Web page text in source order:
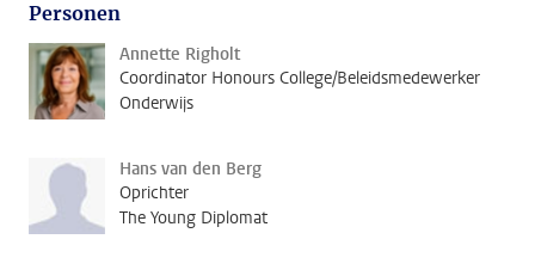
Personen
Annette Righolt
Coordinator Honours College/Beleidsmedewerker
Onderwijs
Hans van den Berg
Oprichter
The Young Diplomat